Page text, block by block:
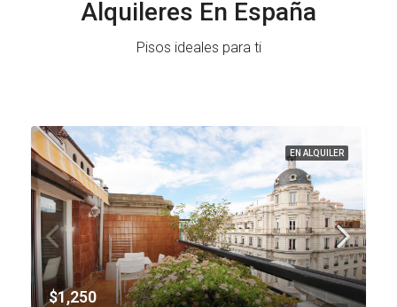
Alquileres En España
Pisos ideales para ti
EN ALQUILER
$1,250